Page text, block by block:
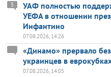
УАФ полностью
УЕФА в отношении
Инфантино
5
07.08.2026, 14:26
«Динамо» прервало
украинцев в
07.08.2026, 14:05